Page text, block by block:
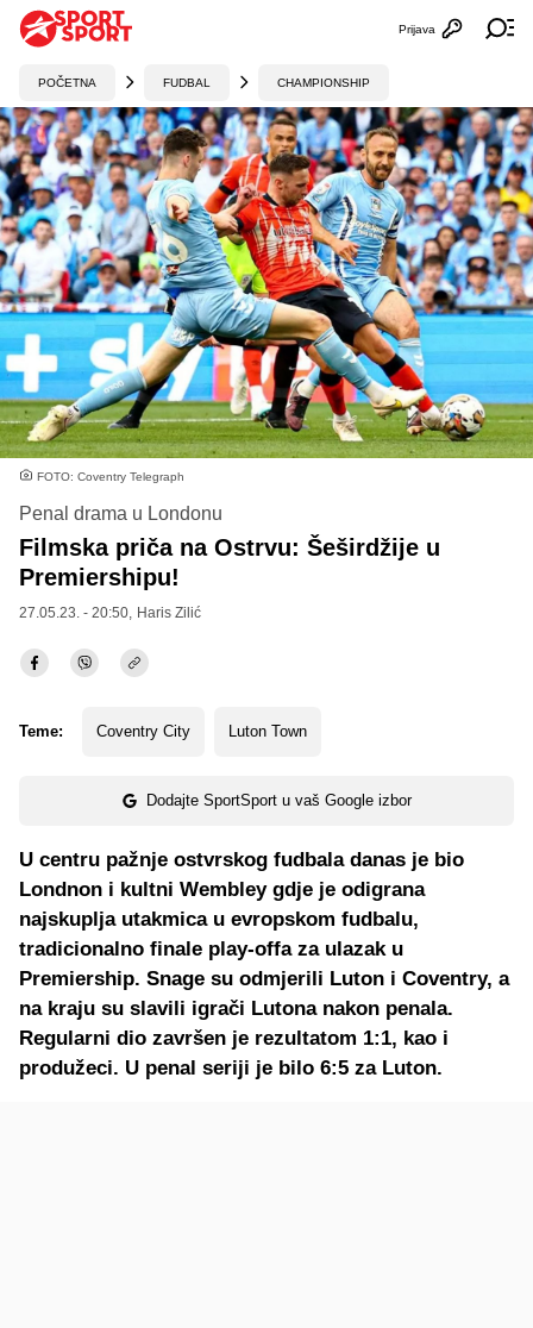
Otvori
Prijava
POČETNA FUDBAL CHAMPIONSHIP
FOTO: Coventry Telegraph
Penal drama u Londonu
Filmska priča na Ostrvu: Šeširdžije u
Premiershipu!
27.05.23. - 20:50, Haris Zilić
Teme: Coventry City Luton Town
Dodajte SportSport u vaš Google izbor
U centru pažnje ostvrskog fudbala danas je bio
Londnon i kultni Wembley gdje je odigrana
najskuplja utakmica u evropskom fudbalu,
tradicionalno finale play-offa za ulazak u
Premiership. Snage su odmjerili Luton i Coventry, a
na kraju su slavili igrači Lutona nakon penala.
Regularni dio završen je rezultatom 1:1, kao i
produžeci. U penal seriji je bilo 6:5 za Luton.